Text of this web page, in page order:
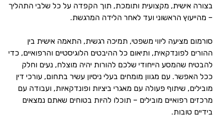
בצורה אישית, מקצועית ותומכת, תוך הקפדה על כל שלבי התהליך
– מהייעוץ הראשוני ועד לאחר הלידה המרגשת.
סורמום מציעה ליווי משפטי, תמיכה רגשית, התאמה אישית בין
ההורים לפונדקאית, ותיאום כל ההיבטים הלוגיסטיים והרפואיים, כדי
להבטיח שהמסע הייחודי שלכם להורות יהיה מוצלח, נעים וחלק
ככל האפשר. עם מגוון מומחים בעלי ניסיון עשיר בתחום, עורכי דין
מובילים, שיתוף פעולה עם מאגרי ביציות ופונדקאיות, ועבודה עם
מרכזים רפואיים מובילים – תוכלו להיות בטוחים שאתם נמצאים
בידיים טובות.